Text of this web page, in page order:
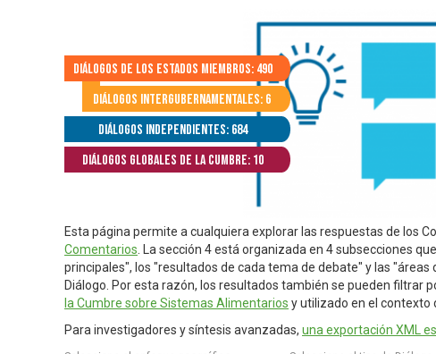
Diálogos de los Estados Miembros: 490
Diálogos Intergubernamentales: 6
Diálogos independientes: 684
Diálogos globales de la Cumbre: 10
Esta página permite a cualquiera explorar las respuestas de los
Comentarios. La sección 4 está organizada en 4 subsecciones
principales", los "resultados de cada tema de debate" y las
Diálogo. Por esta razón, los resultados también se pueden filtrar
la Cumbre sobre Sistemas Alimentarios y utilizado en el contexto
Para investigadores y síntesis avanzadas, una exportación XML